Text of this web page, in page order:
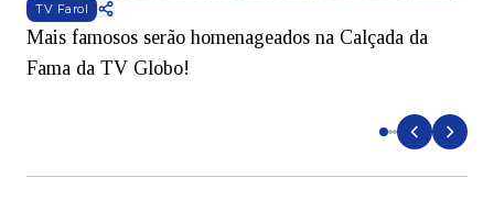
TV Farol
Mais famosos serão homenageados na Calçada da
Fama da TV Globo!